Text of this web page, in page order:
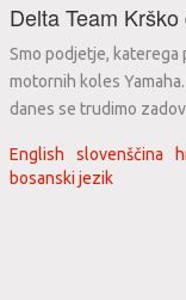
Delta Team Krško
Smo podjetje, katerega
motornih koles
danes se trudimo
English slovenščina
bosanski jezik